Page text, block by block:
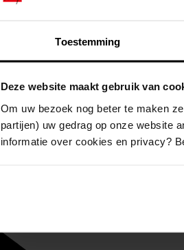
Toestemming
Deze website maakt gebruik van
Om uw bezoek nog beter te maken
partijen) uw gedrag op onze website
informatie over cookies en privacy?